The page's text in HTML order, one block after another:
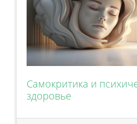
Самокритика и
здоровье